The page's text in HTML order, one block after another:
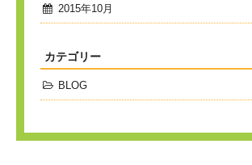
2015年10月
カテゴリー
BLOG